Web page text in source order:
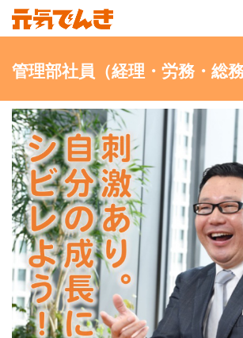
管理部社員（経理・労務・総務